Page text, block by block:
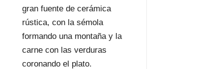
gran fuente de cerámica
rústica, con la sémola
formando una montaña y la
carne con las verduras
coronando el plato.